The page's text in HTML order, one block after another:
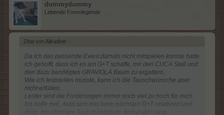
dummydummy
Lebende Forenlegende
Zitat von Allradine: ↑
Da ich das passende Event damals nicht mitspielen konnte hatte
ich gehofft, dass ich es am G+T schaffe, mir den CUCA Stall und
den dazu benötigten GRAVIOLA Baum zu ergattern.
Wie ich feststellen musste, kann ich die Tauschwünsche aber
nicht erfüllen.
Leider sind die Forderungen immer noch viel zu hoch für mich.
Ich hoffe mal, dass sich das beim nächsten G+T relativiert und